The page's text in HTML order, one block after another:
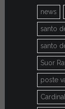
news
santo
santo
Suor
poste